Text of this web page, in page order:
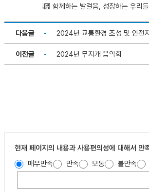
함께하는 발걸음, 성장하는 우리
다음글 2024년 교통환경 조성 및 안전
이전글 2024년 무지개 음악회
현재 페이지의 내용과 사용편의성에 대해서 만
매우만족
만족 보통 불만족